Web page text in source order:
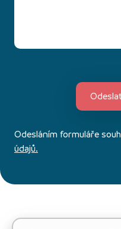
Odesláním formuláře
údajů.